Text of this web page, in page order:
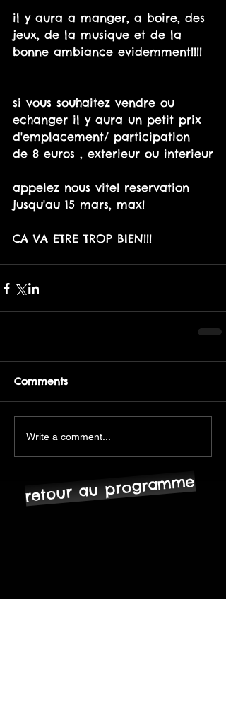
il y aura a manger, a boire, des
jeux, de la musique et de la
bonne ambiance evidemment!!!!
si vous souhaitez vendre ou
echanger il y aura un petit prix
d'emplacement/ participation
de 8 euros , exterieur ou interieur
appelez nous vite! reservation
jusqu'au 15 mars, max!
CA VA ETRE TROP BIEN!!!
Comments
Write a comment...
retour au programme